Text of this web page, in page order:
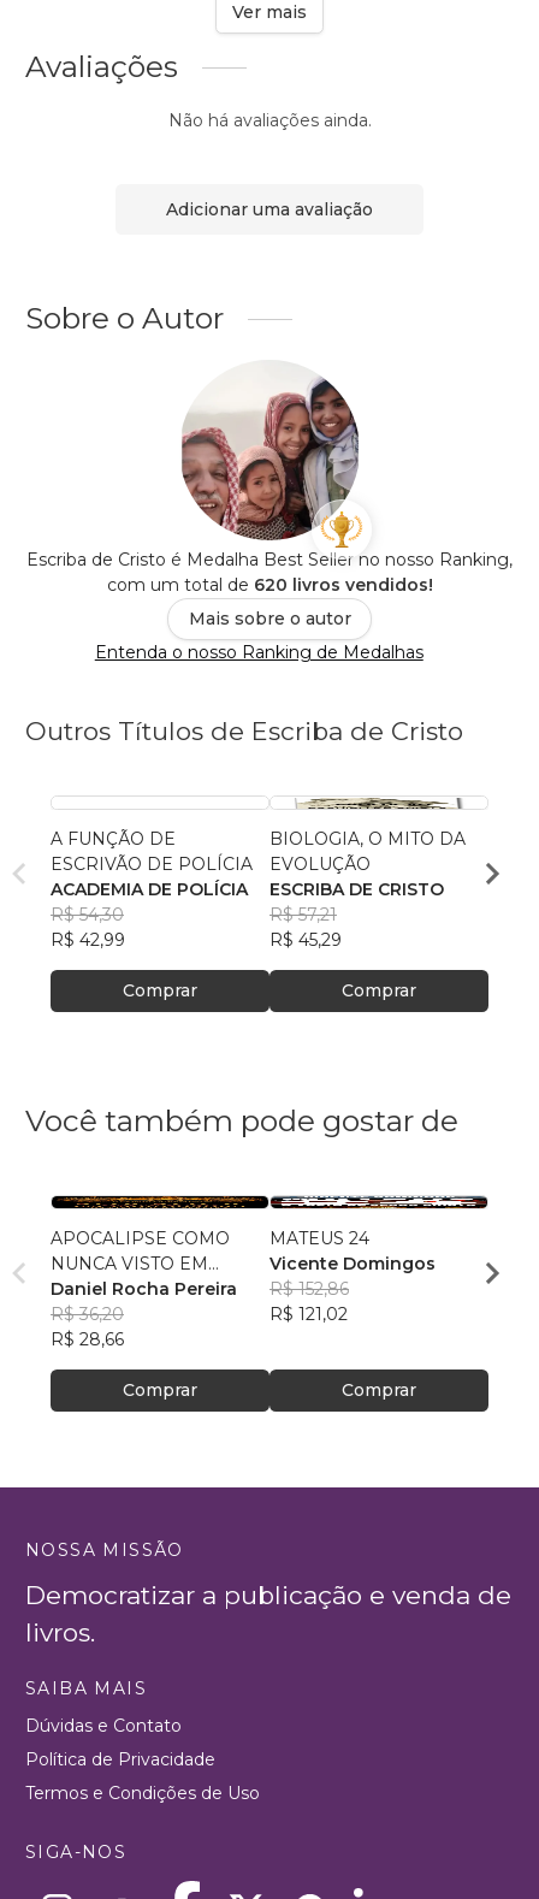
Ver mais
Avaliações
Não há avaliações ainda.
Adicionar uma avaliação
Sobre o Autor
Escriba de Cristo é Medalha Best Seller no nosso Ranking,
com um total de 620 livros vendidos!
Mais sobre o autor
Entenda o nosso Ranking de Medalhas
Outros Títulos de Escriba de Cristo
A FUNÇÃO DE
ESCRIVÃO DE POLÍCIA
ACADEMIA DE POLÍCIA
R$ 54,30
R$ 42,99
Comprar
BIOLOGIA, O MITO DA
EVOLUÇÃO
ESCRIBA DE CRISTO
R$ 57,21
R$ 45,29
Comprar
Você também pode gostar de
APOCALIPSE COMO
NUNCA VISTO EM
CRONOLOGIA
Daniel Rocha Pereira
R$ 36,20
R$ 28,66
Comprar
MATEUS 24
Vicente Domingos
R$ 152,86
R$ 121,02
Comprar
NOSSA MISSÃO
Democratizar a publicação e venda de
livros.
SAIBA MAIS
Dúvidas e Contato
Política de Privacidade
Termos e Condições de Uso
SIGA-NOS